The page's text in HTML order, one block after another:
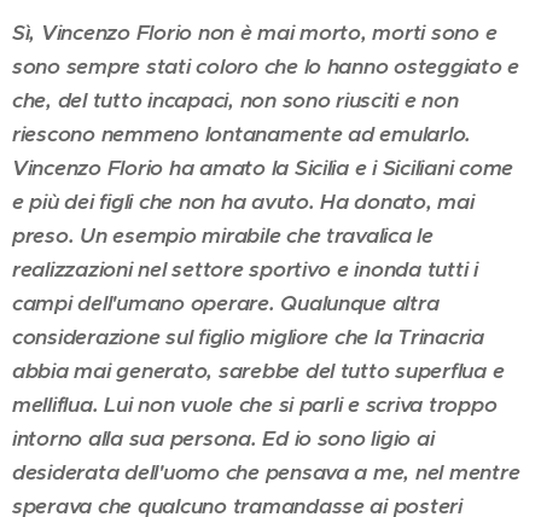
Sì, Vincenzo Florio non è mai morto, morti sono e
sono sempre stati coloro che lo hanno osteggiato e
che, del tutto incapaci, non sono riusciti e non
riescono nemmeno lontanamente ad emularlo.
Vincenzo Florio ha amato la Sicilia e i Siciliani come
e più dei figli che non ha avuto. Ha donato, mai
preso. Un esempio mirabile che travalica le
realizzazioni nel settore sportivo e inonda tutti i
campi dell'umano operare. Qualunque altra
considerazione sul figlio migliore che la Trinacria
abbia mai generato, sarebbe del tutto superflua e
melliflua. Lui non vuole che si parli e scriva troppo
intorno alla sua persona. Ed io sono ligio ai
desiderata dell'uomo che pensava a me, nel mentre
sperava che qualcuno tramandasse ai posteri